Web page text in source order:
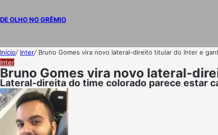
DE OLHO NO GRÊMIO
Início/ Inter/ Bruno Gomes vira novo lateral-direito titular do Inter e
Inter
Bruno Gomes vira novo lateral-
Lateral-direita do time colorado parece estar